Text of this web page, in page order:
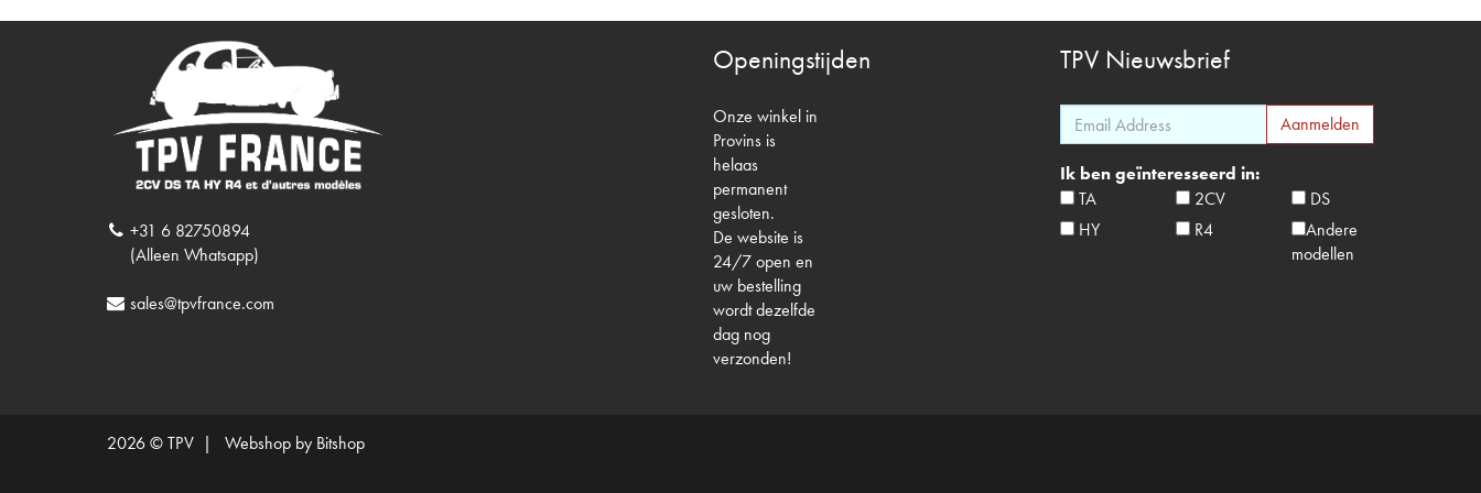
+31 6 82750894
(Alleen Whatsapp)
sales@tpvfrance.com
Openingstijden
Onze winkel in
Provins is
helaas
permanent
gesloten.
De website is
24/7 open en
uw bestelling
wordt dezelfde
dag nog
verzonden!
TPV Nieuwsbrief
Ik ben geïnteresseerd in:
TA
2CV
DS
HY
R4
Andere
modellen
2026 © TPV | Webshop by Bitshop